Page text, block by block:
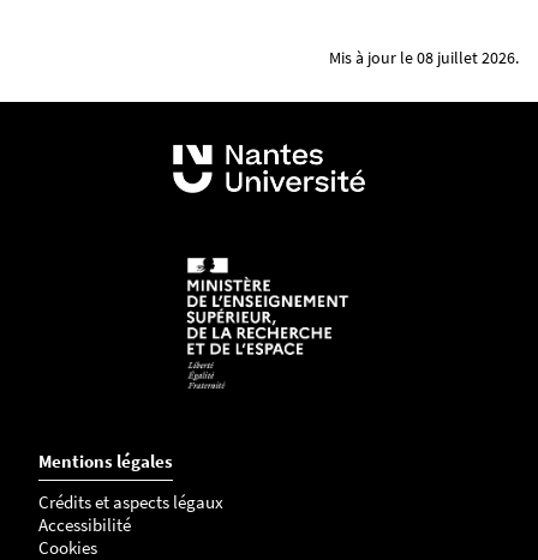
Mis à jour le 08 juillet 2026.
Mentions légales
Crédits et aspects légaux
Accessibilité
Cookies